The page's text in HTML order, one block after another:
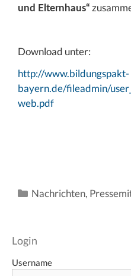
und Elternhaus“
Download unter:
http://www.bildungspakt-
bayern.de/fileadmin/
web.pdf
Kategorien
Nachrichten,
Login
Username